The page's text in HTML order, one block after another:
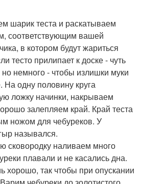
шарик теста и раскатываем
соответствующим вашей
в котором будут жариться
тесто прилипает к доске - чуть
немного - чтобы излишки муки
На одну половину круга
ложку начинки, накрываем
залепляем край. Край теста
ножом для чебуреков. У
назывался.
сковородку наливаем много
плавали и не касались дна.
хорошо, так чтобы при опускании